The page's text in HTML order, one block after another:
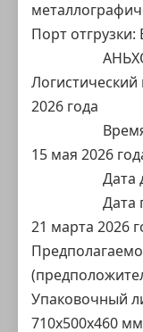
Порт отгрузки:
АНЬХОЙ,
2026 года
Время
15 мая 2026
Дата
Дата
21 марта 2026
Упаковочный
710x500x460